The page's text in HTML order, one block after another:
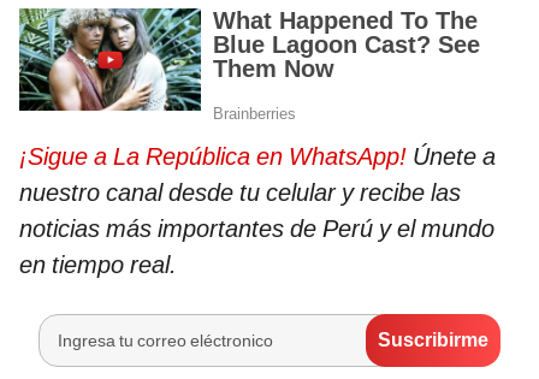
¡Sigue a La República en WhatsApp! Únete a
nuestro canal desde tu celular y recibe las
noticias más importantes de Perú y el mundo
en tiempo real.